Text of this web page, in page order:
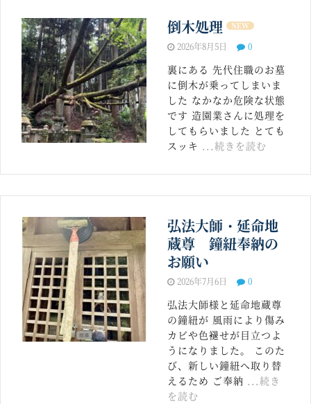
倒木処理 NEW
2026年8月5日 0
裏にある 先代住職のお墓
に倒木が乗ってしまいま
した なかなか危険な状態
です 造園業さんに処理を
してもらいました とても
スッキ ...続きを読む
弘法大師・延命地
蔵尊 鐘紐奉納の
お願い
2026年7月6日 0
弘法大師様と延命地蔵尊
の鐘紐が 風雨により傷み
カビや色褪せが目立つよ
うになりました。 このた
び、新しい鐘紐へ取り替
えるため ご奉納 ...続き
を読む